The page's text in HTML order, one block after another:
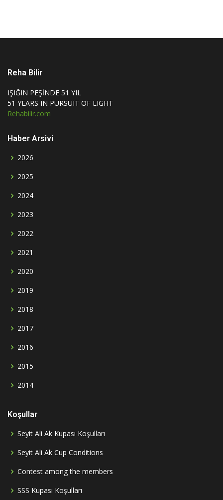
Reha Bilir
IŞIĞIN PEŞİNDE 51 YIL
51 YEARS IN PURSUIT OF LIGHT
Rehabilir.com
Haber Arsivi
2026
2025
2024
2023
2022
2021
2020
2019
2018
2017
2016
2015
2014
Koşullar
Seyit Ali Ak Kupası Koşulları
Seyit Ali Ak Cup Conditions
Contest among the members
SSS Kupası Koşulları